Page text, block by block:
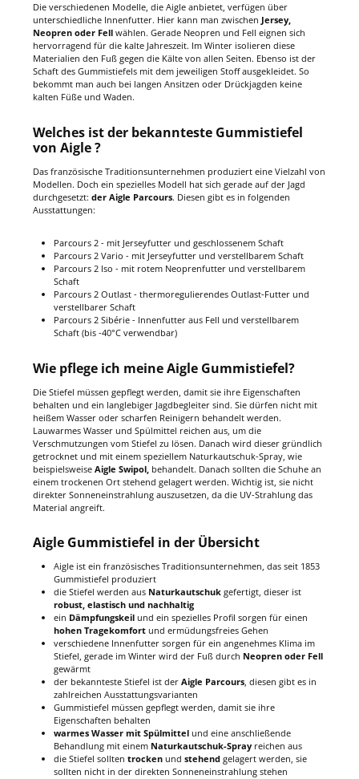
Die verschiedenen Modelle, die Aigle anbietet, verfügen über
unterschiedliche Innenfutter. Hier kann man zwischen Jersey,
Neopren oder Fell wählen. Gerade Neopren und Fell eignen sich
hervorragend für die kalte Jahreszeit. Im Winter isolieren diese
Materialien den Fuß gegen die Kälte von allen Seiten. Ebenso ist der
Schaft des Gummistiefels mit dem jeweiligen Stoff ausgekleidet. So
bekommt man auch bei langen Ansitzen oder Drückjagden keine
kalten Füße und Waden.
Welches ist der bekannteste Gummistiefel
von Aigle ?
Das französische Traditionsunternehmen produziert eine Vielzahl von
Modellen. Doch ein spezielles Modell hat sich gerade auf der Jagd
durchgesetzt: der Aigle Parcours. Diesen gibt es in folgenden
Ausstattungen:
Parcours 2 - mit Jerseyfutter und geschlossenem Schaft
Parcours 2 Vario - mit Jerseyfutter und verstellbarem Schaft
Parcours 2 Iso - mit rotem Neoprenfutter und verstellbarem
Schaft
Parcours 2 Outlast - thermoregulierendes Outlast-Futter und
verstellbarer Schaft
Parcours 2 Sibérie - Innenfutter aus Fell und verstellbarem
Schaft (bis -40°C verwendbar)
Wie pflege ich meine Aigle Gummistiefel?
Die Stiefel müssen gepflegt werden, damit sie ihre Eigenschaften
behalten und ein langlebiger Jagdbegleiter sind. Sie dürfen nicht mit
heißem Wasser oder scharfen Reinigern behandelt werden.
Lauwarmes Wasser und Spülmittel reichen aus, um die
Verschmutzungen vom Stiefel zu lösen. Danach wird dieser gründlich
getrocknet und mit einem speziellem Naturkautschuk-Spray, wie
beispielsweise Aigle Swipol, behandelt. Danach sollten die Schuhe an
einem trockenen Ort stehend gelagert werden. Wichtig ist, sie nicht
direkter Sonneneinstrahlung auszusetzen, da die UV-Strahlung das
Material angreift.
Aigle Gummistiefel in der Übersicht
Aigle ist ein französisches Traditionsunternehmen, das seit 1853
Gummistiefel produziert
die Stiefel werden aus Naturkautschukgefertigt, dieser ist
robust, elastisch und nachhaltig
ein Dämpfungskeilund ein spezielles Profil sorgen für einen
hohen Tragekomfortund ermüdungsfreies Gehen
verschiedene Innenfutter sorgen für ein angenehmes Klima im
Stiefel, gerade im Winter wird der Fuß durch Neopren oder Fell
gewärmt
der bekannteste Stiefel ist der Aigle Parcours, diesen gibt es in
zahlreichen Ausstattungsvarianten
Gummistiefel müssen gepflegt werden, damit sie ihre
Eigenschaften behalten
warmes Wasser mit Spülmittelund eine anschließende
Behandlung mit einem Naturkautschuk-Sprayreichen aus
die Stiefel sollten trockenund stehendgelagert werden, sie
sollten nicht in der direkten Sonneneinstrahlung stehen